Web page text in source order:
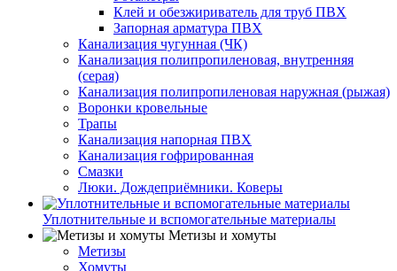
Клей и обезжириватель для труб ПВХ
Запорная арматура ПВХ
Канализация чугунная (ЧК)
Канализация полипропиленовая, внутренняя
(серая)
Канализация полипропиленовая наружная (рыжая)
Воронки кровельные
Трапы
Канализация напорная ПВХ
Канализация гофрированная
Смазки
Люки. Дождеприёмники. Коверы
Уплотнительные и вспомогательные материалы
Метизы и хомуты
Метизы
Хомуты